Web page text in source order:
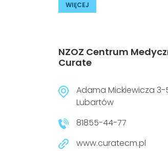
WIĘCEJ
NZOZ Centrum
Curate
Adama Mickiewicza 3-
Lubartów
81855-44-77
www.curatecm.pl